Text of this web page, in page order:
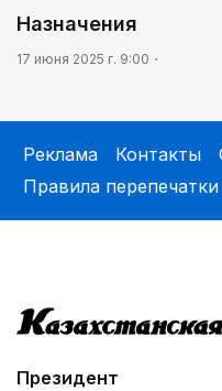
Назначения
17 июня 2025 г. 9:00
Реклама Контакты
Правила перепечатки
Президент